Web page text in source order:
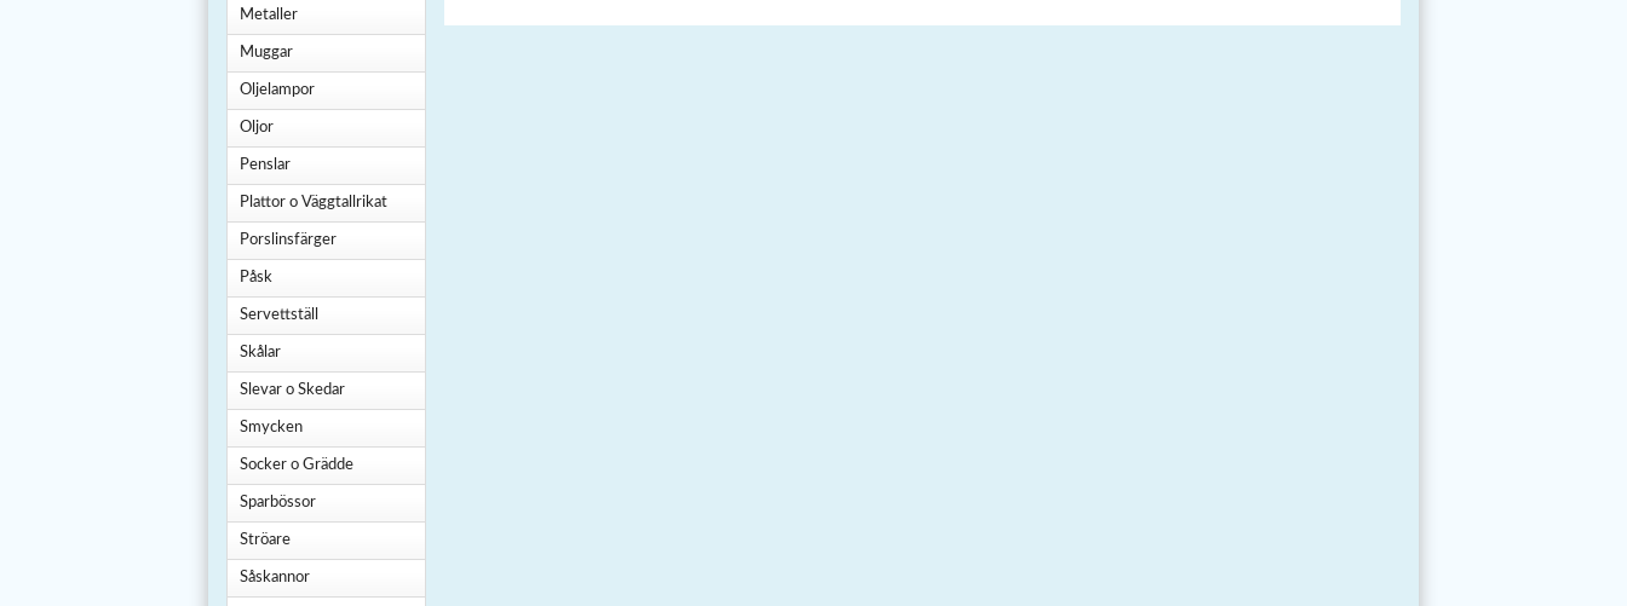
Metaller
Muggar
Oljelampor
Oljor
Penslar
Plattor o Väggtallrikat
Porslinsfärger
Påsk
Servettställ
Skålar
Slevar o Skedar
Smycken
Socker o Grädde
Sparbössor
Ströare
Såskannor